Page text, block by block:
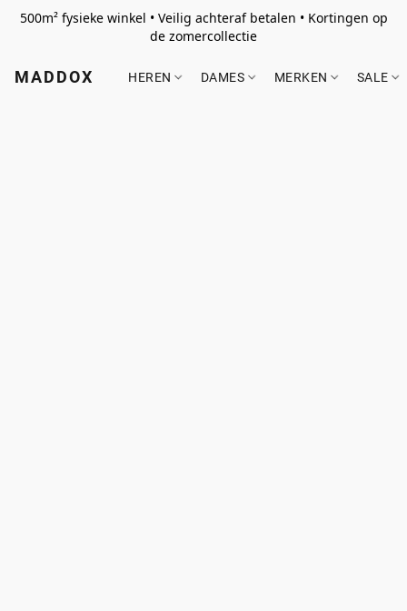
500m² fysieke winkel • Veilig achteraf betalen • Kortingen op
de zomercollectie
MADDOX HEREN DAMES MERKEN SALE